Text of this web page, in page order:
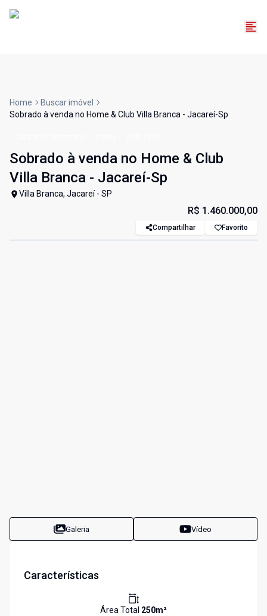
Home
Buscar imóvel
Sobrado à venda no Home & Club Villa Branca - Jacareí-Sp
Sobrado à venda no Home & Club
Villa Branca - Jacareí-Sp
Villa Branca, Jacareí - SP
R$ 1.460.000,00
Compartilhar Favorito
Galeria Vídeo
Características
Área Total 250m²